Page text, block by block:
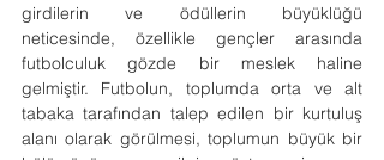
girdilerin ve ödüllerin büyüklüğü
neticesinde, özellikle gençler arasında
futbolculuk gözde bir meslek haline
gelmiştir. Futbolun, toplumda orta ve alt
tabaka tarafından talep edilen bir kurtuluş
alanı olarak görülmesi, toplumun büyük bir